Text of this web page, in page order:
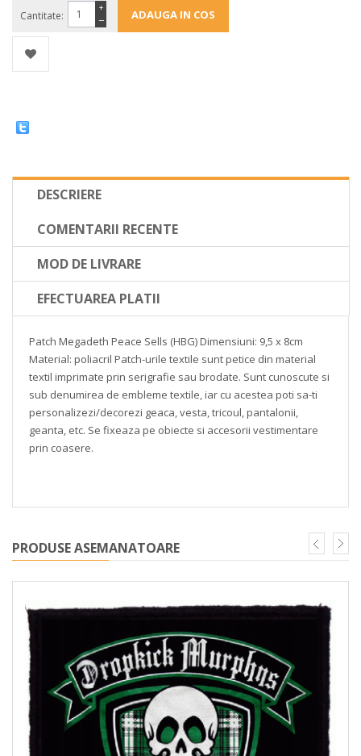
Cantitate: −
+
DESCRIERE
COMENTARII RECENTE
MOD DE LIVRARE
EFECTUAREA PLATII
Patch Megadeth Peace Sells (HBG)Dimensiuni: 9,5 x 8cm
Material: poliacril Patch-urile textile sunt petice din material
textil imprimate prin serigrafie sau brodate. Sunt cunoscute si
sub denumirea de embleme textile, iar cu acestea poti sa-ti
personalizezi/decorezi geaca, vesta, tricoul, pantalonii,
geanta, etc. Se fixeaza pe obiecte si accesorii vestimentare
prin coasere.
PRODUSE ASEMANATOARE